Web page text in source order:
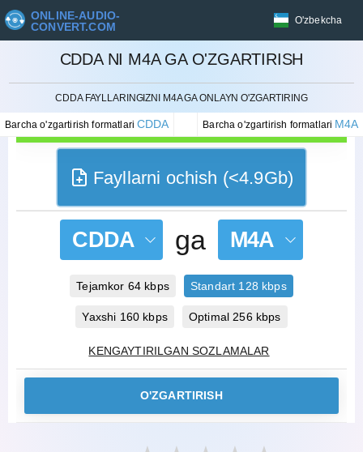
ONLINE-AUDIO-
CONVERT.COM
O'zbekcha
CDDA NI M4A GA O'ZGARTIRISH
CDDA FAYLLARINGIZNI M4A GA ONLAYN O'ZGARTIRING
Barcha o'zgartirish formatlariCDDA Barcha o'zgartirish formatlari M4A
BEKOR QILISH
Fayllarni ochish (<4.9Gb)
CDDA ga M4A
Tejamkor 64 kbps Standart 128 kbps
Yaxshi 160 kbps Optimal 256 kbps
KENGAYTIRILGAN SOZLAMALAR
O'ZGARTIRISH